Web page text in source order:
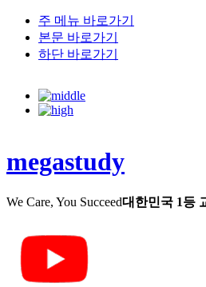
주 메뉴 바로가기
본문 바로가기
하단 바로가기
megastudy
We Care, You Succeed대한민국 1등